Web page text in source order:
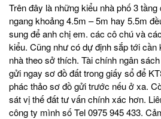
Trên đây là những kiểu nhà phố 3
ngang khoảng 4.5m – 5m hay 5.5m
sung để anh chị em. các cô chú và
kiểu. Cũng như có dự định sắp tới
nhà theo sở thích. Tài chính ngân
gửi ngay sơ đồ đất trong giấy sổ để
phác thảo sơ đồ gửi trước nếu ở xa.
sát vị thế đất tư vấn chính xác hơn.
công ty mình số Tel 0975 945 433.